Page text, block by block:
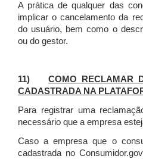
A prática de qualquer das
implicar o cancelamento da
do usuário, bem como o
ou do gestor.
11)COMO RECLAMAR
CADASTRADA NA
Para registrar uma
necessário que a empresa
Caso a empresa que o
cadastrada no